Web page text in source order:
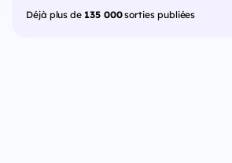
Déjà plus de 135 000sorties publiées